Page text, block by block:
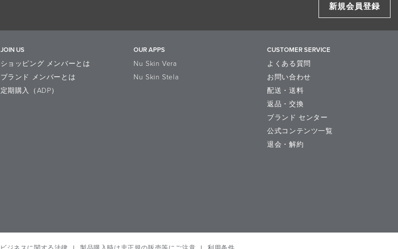
新規会員登録
JOIN US
ショッピング メンバーとは
ブランド メンバーとは
定期購入（ADP）
OUR APPS
Nu Skin Vera
Nu Skin Stela
CUSTOMER SERVICE
よくある質問
お問い合わせ
配送・送料
返品・交換
ブランド センター
公式コンテンツ一覧
退会・解約